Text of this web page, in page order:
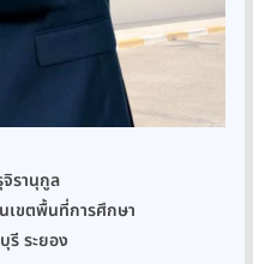
รานุกูล
เขตพื้นที่การศึกษา
ระยอง